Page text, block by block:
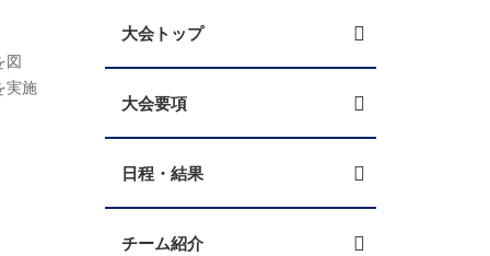
図
実施
大会トップ
大会要項
日程・結果
チーム紹介